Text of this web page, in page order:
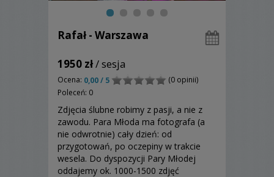
Rafał - Warszawa
1950 zł/ sesja
Ocena: 0,00 / 5
(0 opinii)
Poleceń: 0
Zdjęcia ślubne robimy z pasji, a nie z
zawodu. Para Młoda ma fotografa (a
nie odwrotnie) cały dzień: od
przygotowań, po oczepiny w trakcie
wesela. Do dyspozycji Pary Młodej
oddajemy ok. 1000-1500 zdjęć